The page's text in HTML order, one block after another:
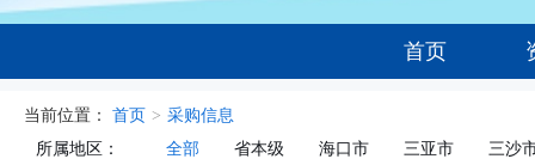
首页
当前位置： 首页 > 采购信息
所属地区：
全部 省本级 海口市 三亚市 三沙